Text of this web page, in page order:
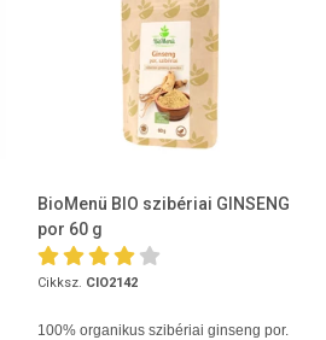
BioMenü BIO szibériai GINSENG
por 60 g
Cikksz. CIO2142
100% organikus szibériai ginseng por.